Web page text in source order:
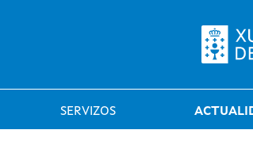
SERVIZOS